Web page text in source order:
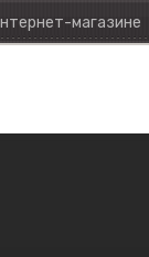
магазине